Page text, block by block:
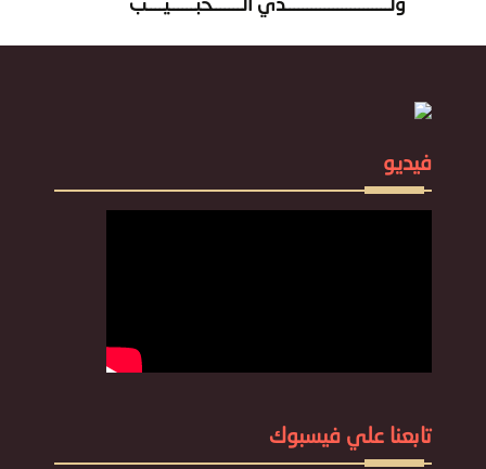
ولــــــــــــــــــــــــدي الـــــــحبــــــيــــب
فيديو
تابعنا علي فيسبوك